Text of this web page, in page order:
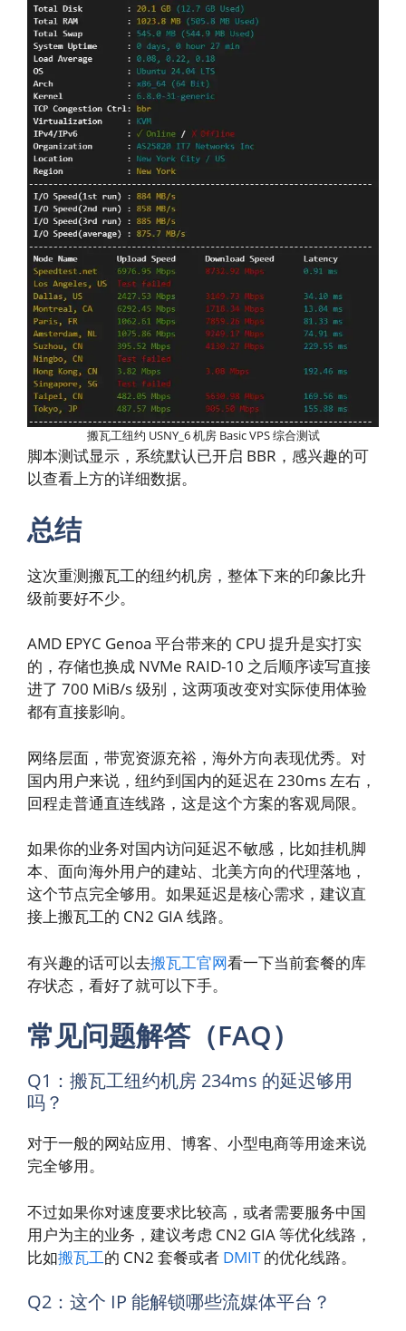
搬瓦工纽约 USNY_6 机房 Basic VPS 综合测试
脚本测试显示，系统默认已开启 BBR，感兴趣的可
以查看上方的详细数据。
总结
这次重测搬瓦工的纽约机房，整体下来的印象比升
级前要好不少。
AMD EPYC Genoa 平台带来的 CPU 提升是实打实
的，存储也换成 NVMe RAID-10 之后顺序读写直接
进了 700 MiB/s 级别，这两项改变对实际使用体验
都有直接影响。
网络层面，带宽资源充裕，海外方向表现优秀。对
国内用户来说，纽约到国内的延迟在 230ms 左右，
回程走普通直连线路，这是这个方案的客观局限。
如果你的业务对国内访问延迟不敏感，比如挂机脚
本、面向海外用户的建站、北美方向的代理落地，
这个节点完全够用。如果延迟是核心需求，建议直
接上搬瓦工的 CN2 GIA 线路。
有兴趣的话可以去搬瓦工官网看一下当前套餐的库
存状态，看好了就可以下手。
常见问题解答（FAQ）
Q1：搬瓦工纽约机房 234ms 的延迟够用
吗？
对于一般的网站应用、博客、小型电商等用途来说
完全够用。
不过如果你对速度要求比较高，或者需要服务中国
用户为主的业务，建议考虑 CN2 GIA 等优化线路，
比如搬瓦工的 CN2 套餐或者 DMIT的优化线路。
Q2：这个 IP 能解锁哪些流媒体平台？